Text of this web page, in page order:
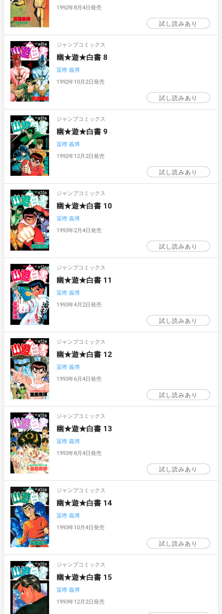
1992年8月4日発売
試し読みあり
ジャンプコミックス
幽★遊★白書 8
冨樫 義博
1992年10月2日発売
試し読みあり
ジャンプコミックス
幽★遊★白書 9
冨樫 義博
1992年12月2日発売
試し読みあり
ジャンプコミックス
幽★遊★白書 10
冨樫 義博
1993年2月4日発売
試し読みあり
ジャンプコミックス
幽★遊★白書 11
冨樫 義博
1993年4月2日発売
試し読みあり
ジャンプコミックス
幽★遊★白書 12
冨樫 義博
1993年6月4日発売
試し読みあり
ジャンプコミックス
幽★遊★白書 13
冨樫 義博
1993年8月4日発売
試し読みあり
ジャンプコミックス
幽★遊★白書 14
冨樫 義博
1993年10月4日発売
試し読みあり
ジャンプコミックス
幽★遊★白書 15
冨樫 義博
1993年12月2日発売